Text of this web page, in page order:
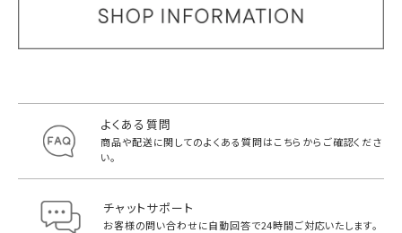
よくある質問
商品や配送に関してのよくある質問はこちらからご確認くださ
い。
チャットサポート
お客様の問い合わせに自動回答で24時間ご対応いたします。